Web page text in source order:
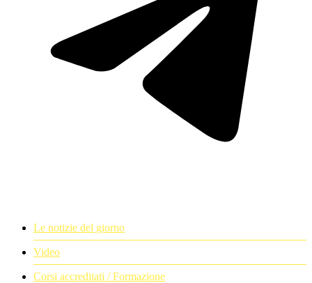
Le notizie del giorno
Video
Corsi accreditati / Formazione